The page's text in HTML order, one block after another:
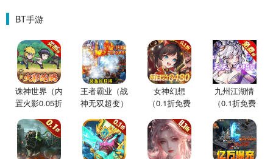
BT手游
诛神世界（内
置火影0.05折
王者霸业（战
神无双超变）
女神幻想
（0.1折免费
九州江湖情
（0.1折免费